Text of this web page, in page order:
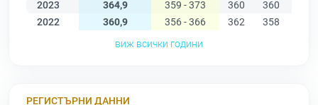
2023
364,9 359 - 373 360 360
2022
360,9 356 - 366 362 358
виж всички години
РЕГИСТЪРНИ ДАННИ